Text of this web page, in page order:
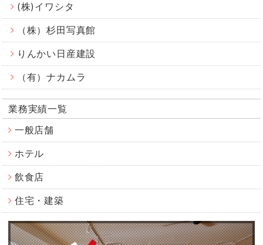
(株)イワシタ
（株）杉田写真館
りんかい日産建設
（有）ナカムラ
業務実績一覧
一般店舗
ホテル
飲食店
住宅・建築